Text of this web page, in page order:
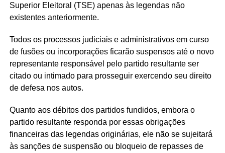
Superior Eleitoral (TSE) apenas às legendas não
existentes anteriormente.
Todos os processos judiciais e administrativos em curso
de fusões ou incorporações ficarão suspensos até o novo
representante responsável pelo partido resultante ser
citado ou intimado para prosseguir exercendo seu direito
de defesa nos autos.
Quanto aos débitos dos partidos fundidos, embora o
partido resultante responda por essas obrigações
financeiras das legendas originárias, ele não se sujeitará
às sanções de suspensão ou bloqueio de repasses de